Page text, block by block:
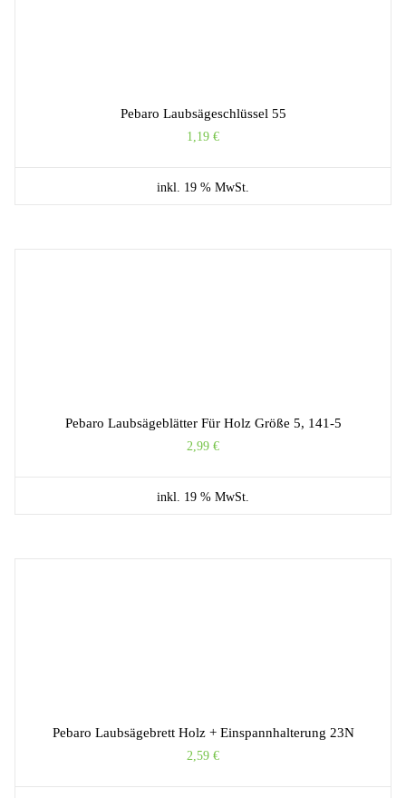
Pebaro Laubsägeschlüssel 55
1,19 €
inkl. 19 % MwSt.
Pebaro Laubsägeblätter Für Holz Größe 5, 141-5
2,99 €
inkl. 19 % MwSt.
Pebaro Laubsägebrett Holz + Einspannhalterung 23N
2,59 €